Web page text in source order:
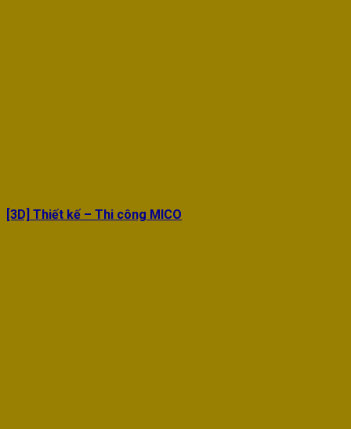
[3D] Thiết kế – Thi công MICO